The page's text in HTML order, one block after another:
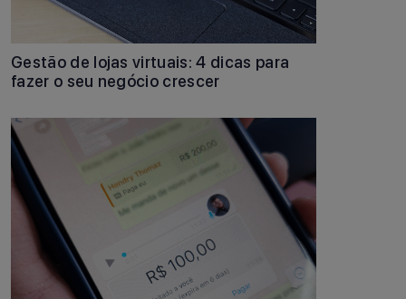
Gestão de lojas virtuais: 4 dicas para
fazer o seu negócio crescer